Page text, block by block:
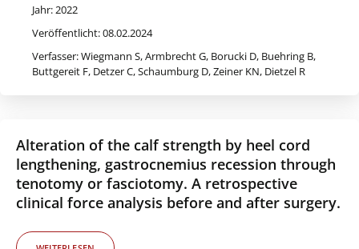
Jahr: 2022
Veröffentlicht: 08.02.2024
Verfasser: Wiegmann S, Armbrecht G, Borucki D, Buehring B,
Buttgereit F, Detzer C, Schaumburg D, Zeiner KN, Dietzel R
Alteration of the calf strength by heel cord
lengthening, gastrocnemius recession through
tenotomy or fasciotomy. A retrospective
clinical force analysis before and after surgery.